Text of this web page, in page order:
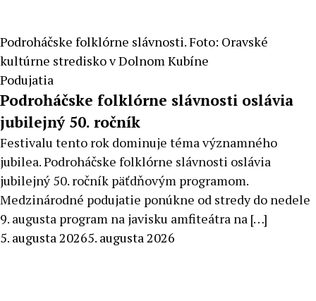
Podroháčske folklórne slávnosti. Foto: Oravské
kultúrne stredisko v Dolnom Kubíne
Podujatia
Podroháčske folklórne slávnosti oslávia
jubilejný 50. ročník
Festivalu tento rok dominuje téma významného
jubilea. Podroháčske folklórne slávnosti oslávia
jubilejný 50. ročník päťdňovým programom.
Medzinárodné podujatie ponúkne od stredy do nedele
9. augusta program na javisku amfiteátra na […]
By
5. augusta 20265. augusta 2026